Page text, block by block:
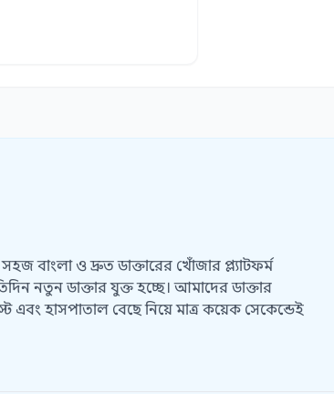
বাংলা ও দ্রুত ডাক্তারের খোঁজার প্ল্যাটফর্ম
নতুন ডাক্তার যুক্ত হচ্ছে। আমাদের ডাক্তার
হাসপাতাল বেছে নিয়ে মাত্র কয়েক সেকেন্ডেই